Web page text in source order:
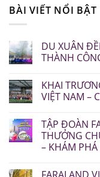
BÀI VIẾT NỔI BẬT
DU XUÂN
THÀNH
KHAI
VIỆT NAM –
TẬP ĐOÀN
THƯỞNG
– KHÁM